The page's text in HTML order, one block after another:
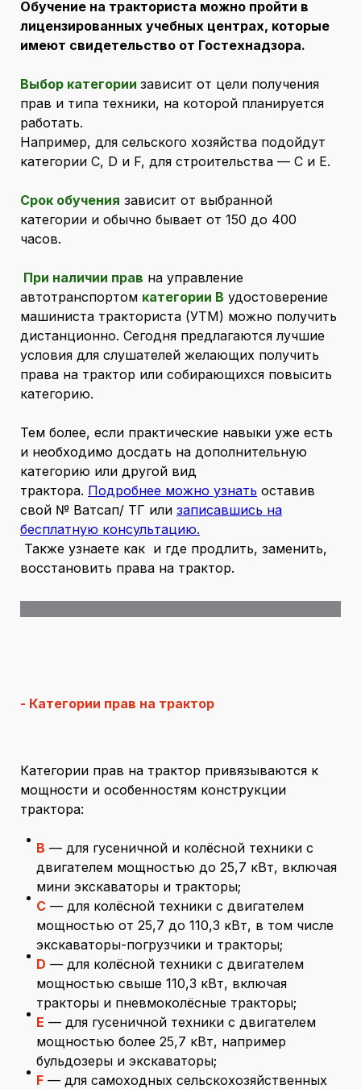
Обучение на тракториста можно пройти в
лицензированных учебных центрах, которые
имеют свидетельство от Гостехнадзора.
Выбор категории зависит от цели получения
прав и типа техники, на которой планируется
работать.
Например, для сельского хозяйства подойдут
категории С, D и F, для строительства — С и Е.
Срок обучения зависит от выбранной
категории и обычно бывает от 150 до 400
часов.
При наличии прав на управление
автотранспортом категории B удостоверение
машиниста тракториста (УТМ) можно получить
дистанционно. Сегодня предлагаются лучшие
условия для слушателей желающих получить
права на трактор или собирающихся повысить
категорию.
Тем более, если практические навыки уже есть
и необходимо досдать на дополнительную
категорию или другой вид
трактора. Подробнее можно узнать оставив
свой № Ватсап/ ТГ или записавшись на
бесплатную консультацию.
Также узнаете как и где продлить, заменить,
восстановить права на трактор.
- Категории прав на трактор
Категории прав на трактор привязываются к
мощности и особенностям конструкции
трактора:
В — для гусеничной и колёсной техники с
двигателем мощностью до 25,7 кВт, включая
мини экскаваторы и тракторы;
С — для колёсной техники с двигателем
мощностью от 25,7 до 110,3 кВт, в том числе
экскаваторы-погрузчики и тракторы;
D — для колёсной техники с двигателем
мощностью свыше 110,3 кВт, включая
тракторы и пневмоколёсные тракторы;
Е — для гусеничной техники с двигателем
мощностью более 25,7 кВт, например
бульдозеры и экскаваторы;
F — для самоходных сельскохозяйственных